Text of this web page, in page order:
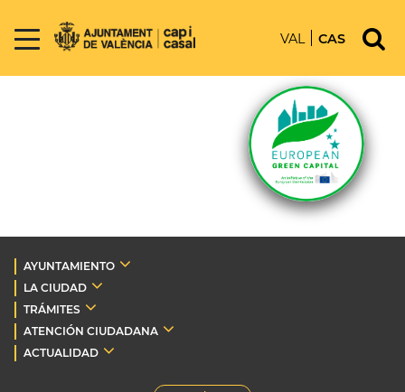
VAL CAS
AYUNTAMIENTO
LA CIUDAD
TRÁMITES
ATENCIÓN CIUDADANA
ACTUALIDAD